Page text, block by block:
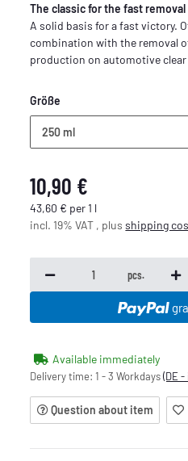
The classic for the fast
A solid basis for a fast victory.
combination with the removal
production on automotive
Größe
250 ml
10,90 €
43,60 € per 1 l
incl. 19% VAT , plusshipping
pcs.
Available immediately
Delivery time:1 - 3 Workdays(DE
Question about item